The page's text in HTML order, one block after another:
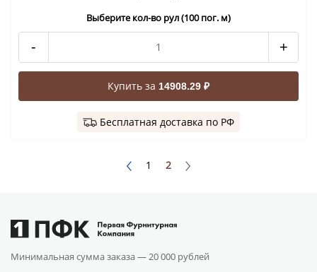
Выберите кол-во рул (100 пог. м)
- +
Купить за 14908.29 ₽
Бесплатная доставка по РФ
1 2
Минимальная сумма заказа —20 000 рублей